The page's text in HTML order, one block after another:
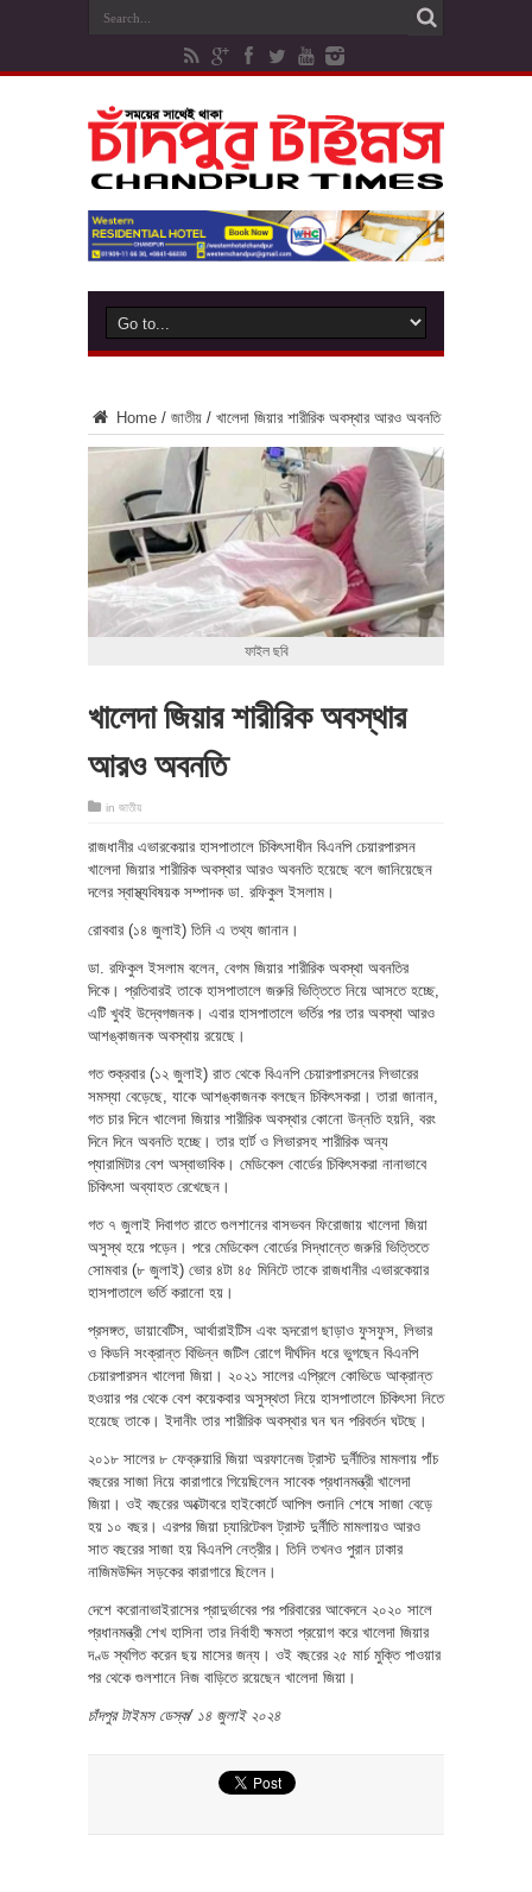
Home / জাতীয় / খালেদা জিয়ার শারীরিক অবস্থার আরও অবনতি
ফাইল ছবি
খালেদা জিয়ার শারীরিক অবস্থার
আরও অবনতি
in জাতীয়
রাজধানীর এভারকেয়ার হাসপাতালে চিকিৎসাধীন বিএনপি চেয়ারপারসন
খালেদা জিয়ার শারীরিক অবস্থার আরও অবনতি হয়েছে বলে জানিয়েছেন
দলের স্বাস্থ্যবিষয়ক সম্পাদক ডা. রফিকুল ইসলাম।
রোববার (১৪ জুলাই) তিনি এ তথ্য জানান।
ডা. রফিকুল ইসলাম বলেন, বেগম জিয়ার শারীরিক অবস্থা অবনতির
দিকে। প্রতিবারই তাকে হাসপাতালে জরুরি ভিত্তিতে নিয়ে আসতে হচ্ছে,
এটি খুবই উদ্বেগজনক। এবার হাসপাতালে ভর্তির পর তার অবস্থা আরও
আশঙ্কাজনক অবস্থায় রয়েছে।
গত শুক্রবার (১২ জুলাই) রাত থেকে বিএনপি চেয়ারপারসনের লিভারের
সমস্যা বেড়েছে, যাকে আশঙ্কাজনক বলছেন চিকিৎসকরা। তারা জানান,
গত চার দিনে খালেদা জিয়ার শারীরিক অবস্থার কোনো উন্নতি হয়নি, বরং
দিনে দিনে অবনতি হচ্ছে। তার হার্ট ও লিভারসহ শারীরিক অন্য
প্যারামিটার বেশ অস্বাভাবিক। মেডিকেল বোর্ডের চিকিৎসকরা নানাভাবে
চিকিৎসা অব্যাহত রেখেছেন।
গত ৭ জুলাই দিবাগত রাতে গুলশানের বাসভবন ফিরোজায় খালেদা জিয়া
অসুস্থ হয়ে পড়েন। পরে মেডিকেল বোর্ডের সিদ্ধান্তে জরুরি ভিত্তিতে
সোমবার (৮ জুলাই) ভোর ৪টা ৪৫ মিনিটে তাকে রাজধানীর এভারকেয়ার
হাসপাতালে ভর্তি করানো হয়।
প্রসঙ্গত, ডায়াবেটিস, আর্থারাইটিস এবং হৃদরোগ ছাড়াও ফুসফুস, লিভার
ও কিডনি সংক্রান্ত বিভিন্ন জটিল রোগে দীর্ঘদিন ধরে ভুগছেন বিএনপি
চেয়ারপারসন খালেদা জিয়া। ২০২১ সালের এপ্রিলে কোভিডে আক্রান্ত
হওয়ার পর থেকে বেশ কয়েকবার অসুস্থতা নিয়ে হাসপাতালে চিকিৎসা নিতে
হয়েছে তাকে। ইদানীং তার শারীরিক অবস্থার ঘন ঘন পরিবর্তন ঘটছে।
২০১৮ সালের ৮ ফেব্রুয়ারি জিয়া অরফানেজ ট্রাস্ট দুর্নীতির মামলায় পাঁচ
বছরের সাজা নিয়ে কারাগারে গিয়েছিলেন সাবেক প্রধানমন্ত্রী খালেদা
জিয়া। ওই বছরের অক্টোবরে হাইকোর্টে আপিল শুনানি শেষে সাজা বেড়ে
হয় ১০ বছর। এরপর জিয়া চ্যারিটেবল ট্রাস্ট দুর্নীতি মামলায়ও আরও
সাত বছরের সাজা হয় বিএনপি নেত্রীর। তিনি তখনও পুরান ঢাকার
নাজিমউদ্দিন সড়কের কারাগারে ছিলেন।
দেশে করোনাভাইরাসের প্রাদুর্ভাবের পর পরিবারের আবেদনে ২০২০ সালে
প্রধানমন্ত্রী শেখ হাসিনা তার নির্বাহী ক্ষমতা প্রয়োগ করে খালেদা জিয়ার
দণ্ড স্থগিত করেন ছয় মাসের জন্য। ওই বছরের ২৫ মার্চ মুক্তি পাওয়ার
পর থেকে গুলশানে নিজ বাড়িতে রয়েছেন খালেদা জিয়া।
চাঁদপুর টাইমস ডেস্ক/ ১৪ জুলাই ২০২৪